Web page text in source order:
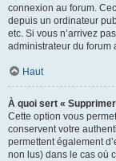
connexion au forum.
depuis un ordinateur
etc. Si vous n’arrivez
administrateur du forum
Haut
À quoi sert «
Cette option vous
conservent votre
permettent également
non lus) dans le cas où